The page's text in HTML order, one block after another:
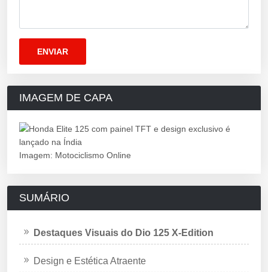
IMAGEM DE CAPA
Imagem: Motociclismo Online
SUMÁRIO
Destaques Visuais do Dio 125 X-Edition
Design e Estética Atraente